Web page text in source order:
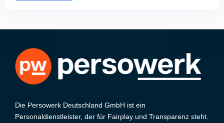
Zusammenhang mit Prozessen, wie zum Beispiel
es sich an, auf die entsprechenden […]
Die Persowerk Deutschland GmbH ist ein
Personaldienstleister, der für Fairplay und Transparenz steht.